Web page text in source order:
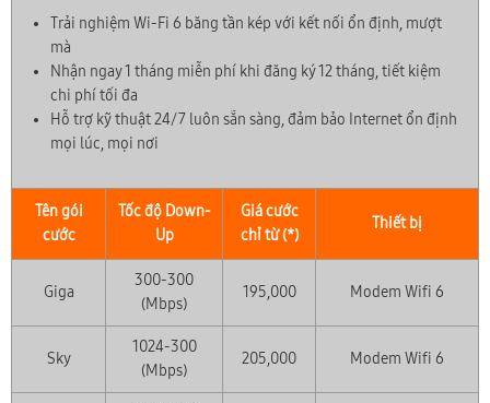
Trải nghiệm Wi-Fi 6 băng tần kép với kết nối ổn định, mượt
mà
Nhận ngay 1 tháng miễn phí khi đăng ký 12 tháng, tiết kiệm
chi phí tối đa
Hỗ trợ kỹ thuật 24/7 luôn sẵn sàng, đảm bảo Internet ổn định
mọi lúc, mọi nơi
Tên gói
cước
Tốc độ Down-
Up
Giá cước
chỉ từ (*)
Thiết bị
Giga
300-300
(Mbps)
195,000 Modem Wifi 6
Sky
1024-300
(Mbps)
205,000 Modem Wifi 6